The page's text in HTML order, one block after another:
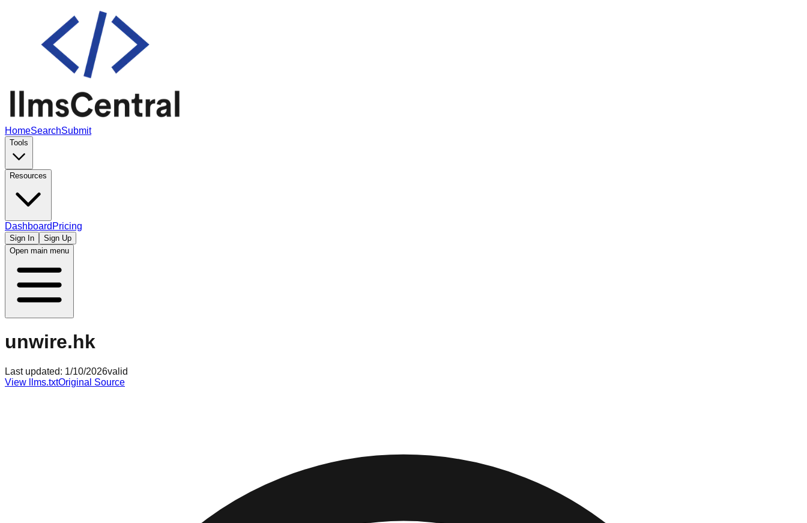
HomeSearchSubmit
Tools
Resources
Dashboard Pricing
Sign In
Sign Up
Open main menu
unwire.hk
Last updated: 1/10/2026valid
View llms.txtOriginal Source